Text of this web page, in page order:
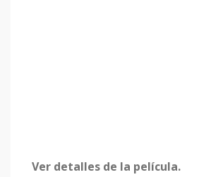
Ver detalles de la película.